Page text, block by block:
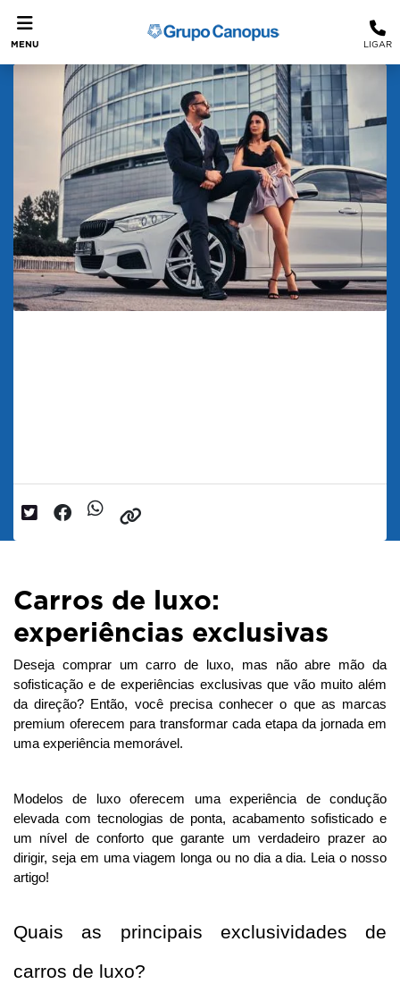
MENU LIGAR
Carros de luxo:
experiências exclusivas
Deseja comprar um carro de luxo, mas não abre mão da
sofisticação e de experiências exclusivas que vão muito além
da direção? Então, você precisa conhecer o que as marcas
premium oferecem para transformar cada etapa da jornada em
uma experiência memorável.
Modelos de luxo oferecem uma experiência de condução
elevada com tecnologias de ponta, acabamento sofisticado e
um nível de conforto que garante um verdadeiro prazer ao
dirigir, seja em uma viagem longa ou no dia a dia. Leia o nosso
artigo!
Quais as principais exclusividades de
carros de luxo?